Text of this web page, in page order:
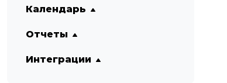
Календарь
Отчеты
Интеграции